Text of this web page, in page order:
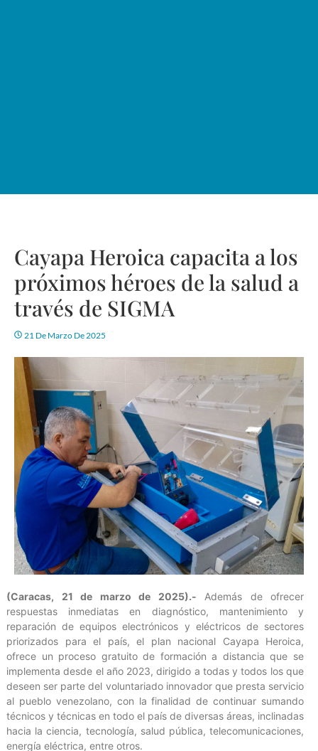
Cayapa Heroica capacita a los
próximos héroes de la salud a
través de SIGMA
21 De Marzo De 2025
(Caracas, 21 de marzo de 2025).- Además de ofrecer
respuestas inmediatas en diagnóstico, mantenimiento y
reparación de equipos electrónicos y eléctricos de sectores
priorizados para el país, el plan nacional Cayapa Heroica,
ofrece un proceso gratuito de formación a distancia que se
implementa desde el año 2023, dirigido a todas y todos los que
deseen ser parte del voluntariado innovador que presta servicio
al pueblo venezolano, con la finalidad de continuar sumando
técnicos y técnicas en todo el país de diversas áreas, inclinadas
hacia la ciencia, tecnología, salud pública, telecomunicaciones,
energía eléctrica, entre otros.